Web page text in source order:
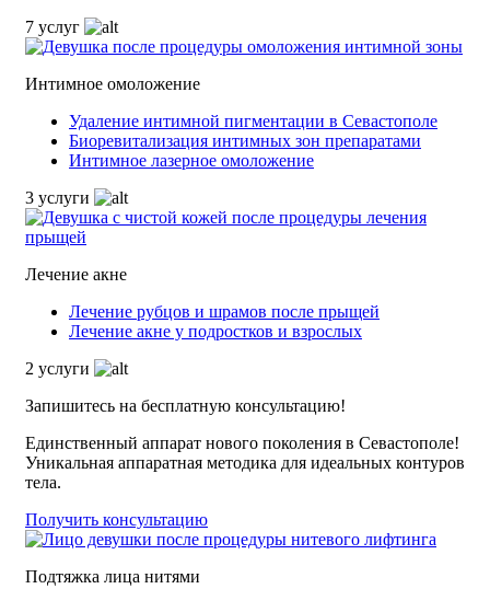
7 услуг
Интимное омоложение
Удаление интимной пигментации в Севастополе
Биоревитализация интимных зон препаратами
Интимное лазерное омоложение
3 услуги
Лечение акне
Лечение рубцов и шрамов после прыщей
Лечение акне у подростков и взрослых
2 услуги
Запишитесь на бесплатную консультацию!
Единственный аппарат нового поколения в Севастополе!
Уникальная аппаратная методика для идеальных контуров
тела.
Получить консультацию
Подтяжка лица нитями